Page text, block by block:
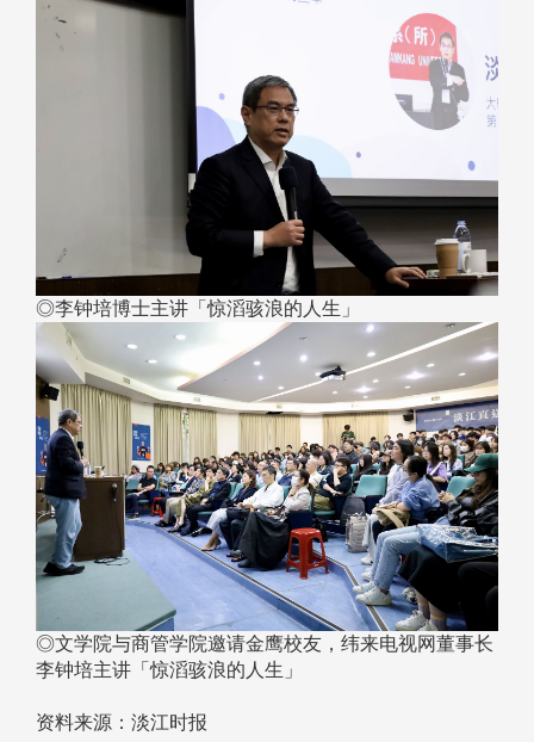
◎李钟培博士主讲「惊滔骇浪的人生」
◎文学院与商管学院邀请金鹰校友，纬来电视网董事长
李钟培主讲「惊滔骇浪的人生」
资料来源：淡江时报